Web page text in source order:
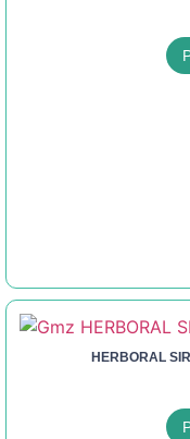
HERBORAL